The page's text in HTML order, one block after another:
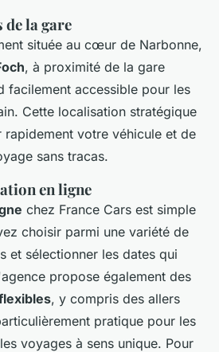
de la gare
située au cœur de Narbonne,
, à proximité de la gare
facilement accessible pour les
Cette localisation stratégique
rapidement votre véhicule et de
sans tracas.
en ligne
chez France Cars est simple
choisir parmi une variété de
et sélectionner les dates qui
propose également des
, y compris des allers
pratique pour les
voyages à sens unique. Pour